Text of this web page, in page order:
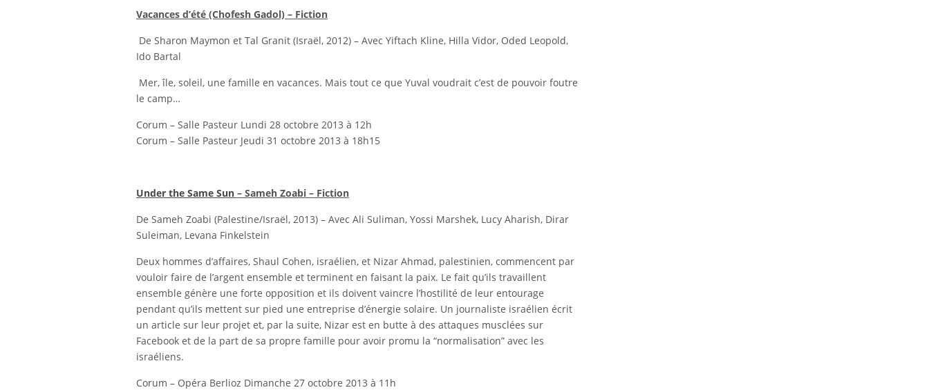
Vacances d’été (Chofesh Gadol) – Fiction
De Sharon Maymon et Tal Granit (Israël, 2012) – Avec Yiftach Kline, Hilla Vidor, Oded Leopold,
Ido Bartal
Mer, île, soleil, une famille en vacances. Mais tout ce que Yuval voudrait c’est de pouvoir foutre
le camp…
Corum – Salle Pasteur Lundi 28 octobre 2013 à 12h
Corum – Salle Pasteur Jeudi 31 octobre 2013 à 18h15
Under the Same Sun – Sameh Zoabi – Fiction
De Sameh Zoabi (Palestine/Israël, 2013) – Avec Ali Suliman, Yossi Marshek, Lucy Aharish, Dirar
Suleiman, Levana Finkelstein
Deux hommes d’affaires, Shaul Cohen, israélien, et Nizar Ahmad, palestinien, commencent par
vouloir faire de l’argent ensemble et terminent en faisant la paix. Le fait qu’ils travaillent
ensemble génère une forte opposition et ils doivent vaincre l’hostilité de leur entourage
pendant qu’ils mettent sur pied une entreprise d’énergie solaire. Un journaliste israélien écrit
un article sur leur projet et, par la suite, Nizar est en butte à des attaques musclées sur
Facebook et de la part de sa propre famille pour avoir promu la “normalisation” avec les
israéliens.
Corum – Opéra Berlioz Dimanche 27 octobre 2013 à 11h